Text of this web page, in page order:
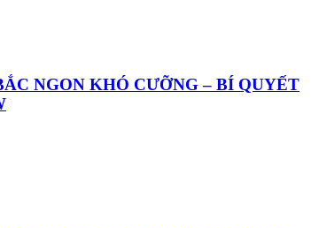
NGON KHÓ CƯỠNG – BÍ QUYẾT